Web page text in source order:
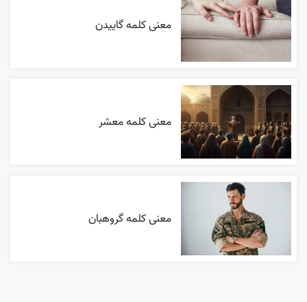
معنی کلمه گاییدن
معنی کلمه معشر
معنی کلمه گروهبان